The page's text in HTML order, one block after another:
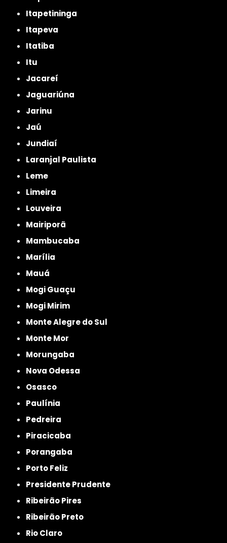
Itapetininga
Itapeva
Itatiba
Itu
Jacareí
Jaguariúna
Jarinu
Jaú
Jundiaí
Laranjal Paulista
Leme
Limeira
Louveira
Mairiporã
Mambucaba
Marília
Mauá
Mogi Guaçu
Mogi Mirim
Monte Alegre do Sul
Monte Mor
Morungaba
Nova Odessa
Osasco
Paulínia
Pedreira
Piracicaba
Porangaba
Porto Feliz
Presidente Prudente
Ribeirão Pires
Ribeirão Preto
Rio Claro